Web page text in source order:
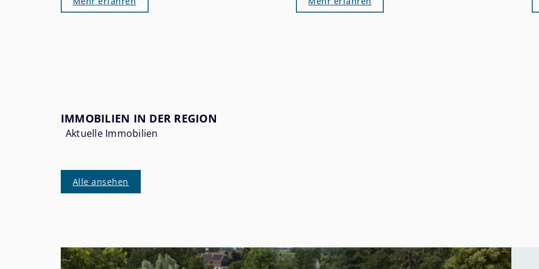
gehört zweifellos dazu. Bad Bederkesa
Reetdachhäuser inmitten von Wiesen,
IMMOBILIEN IN DER REGION
Aktuelle Immobilien
Alle ansehen